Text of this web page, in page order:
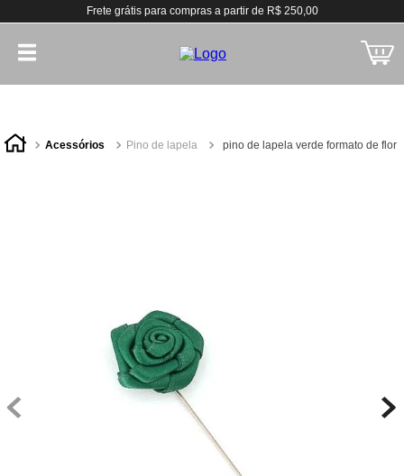
Frete grátis para compras a partir de R$ 250,00
acessórios pino de lapela pino de lapela verde formato de flor